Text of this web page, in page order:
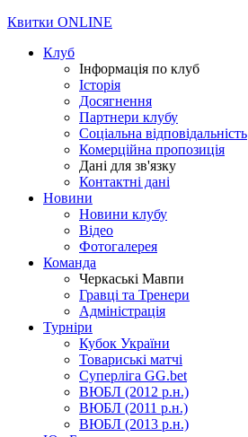
Квитки ONLINE
Клуб
Інформація по клуб
Історія
Досягнення
Партнери клубу
Соціальна відповідальність
Комерційна пропозиція
Дані для зв'язку
Контактні дані
Новини
Новини клубу
Відео
Фотогалерея
Команда
Черкаські Мавпи
Гравці та Тренери
Адміністрація
Турніри
Кубок України
Товариські матчі
Суперліга GG.bet
ВЮБЛ (2012 р.н.)
ВЮБЛ (2011 р.н.)
ВЮБЛ (2013 р.н.)